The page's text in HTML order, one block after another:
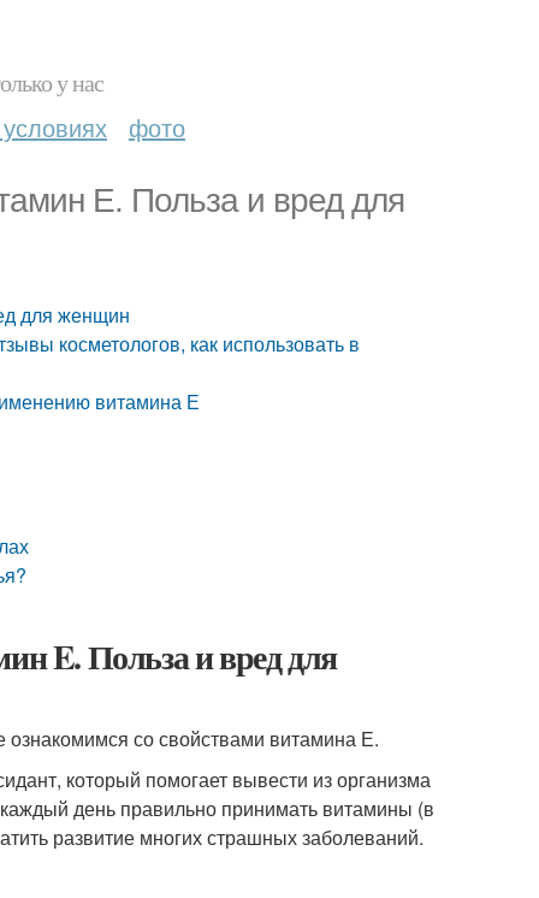
у нас
фото
E. Польза и вред для
для женщин
косметологов, как использовать в
витамина Е
E. Польза и вред для
ознакомимся со свойствами витамина Е.
который помогает вывести из организма
день правильно принимать витамины (в
развитие многих страшных заболеваний.